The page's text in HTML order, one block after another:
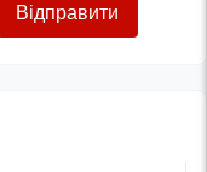
Відправити